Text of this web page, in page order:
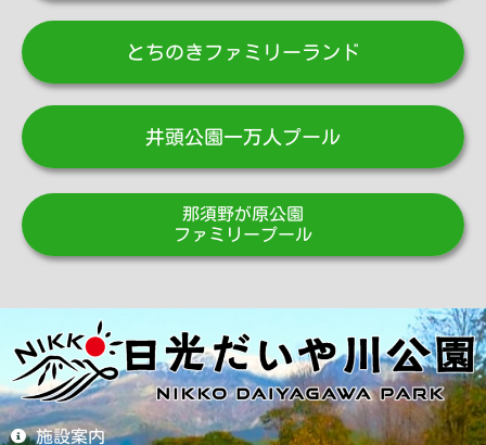
とちのきファミリーランド
井頭公園一万人プール
那須野が原公園
ファミリープール
施設案内